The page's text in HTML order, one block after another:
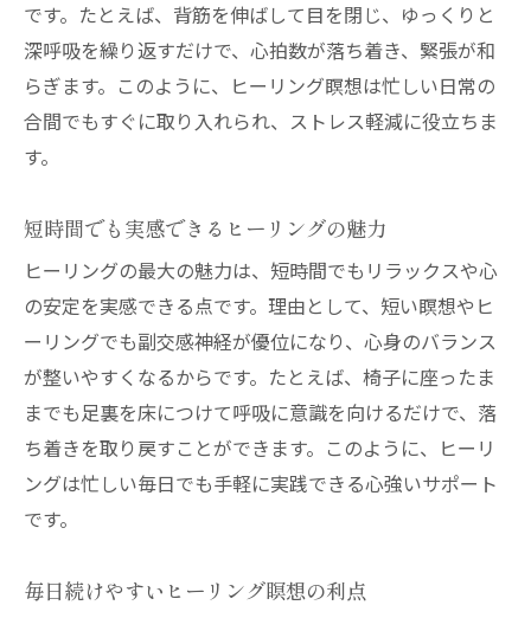
です。たとえば、背筋を伸ばして目を閉じ、ゆっくりと
深呼吸を繰り返すだけで、心拍数が落ち着き、緊張が和
らぎます。このように、ヒーリング瞑想は忙しい日常の
合間でもすぐに取り入れられ、ストレス軽減に役立ちま
す。
短時間でも実感できるヒーリングの魅力
ヒーリングの最大の魅力は、短時間でもリラックスや心
の安定を実感できる点です。理由として、短い瞑想やヒ
ーリングでも副交感神経が優位になり、心身のバランス
が整いやすくなるからです。たとえば、椅子に座ったま
までも足裏を床につけて呼吸に意識を向けるだけで、落
ち着きを取り戻すことができます。このように、ヒーリ
ングは忙しい毎日でも手軽に実践できる心強いサポート
です。
毎日続けやすいヒーリング瞑想の利点